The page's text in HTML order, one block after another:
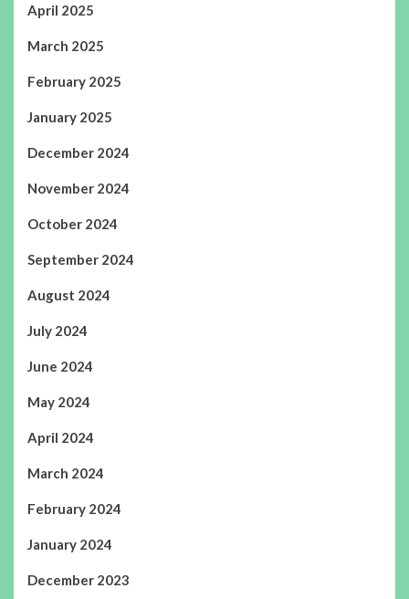
April 2025
March 2025
February 2025
January 2025
December 2024
November 2024
October 2024
September 2024
August 2024
July 2024
June 2024
May 2024
April 2024
March 2024
February 2024
January 2024
December 2023